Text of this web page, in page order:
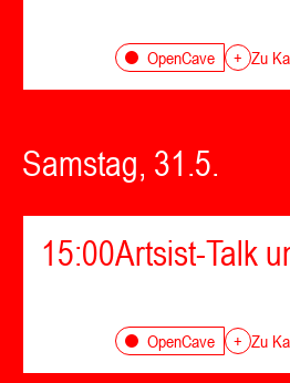
OpenCave + Zu
Samstag, 31.5.
15:00Artsist-Talk
OpenCave + Zu